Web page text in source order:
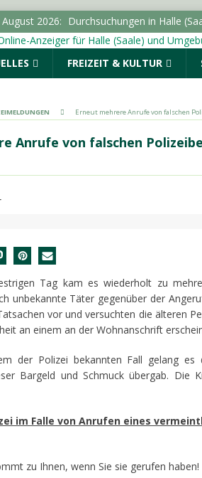
August 2026: Schulterschluss für den Star
von Landsberg und
& UMGEBUNG
LOKALE
FREIZEIT & KULTUR
Erneut mehrere Anrufe von falschen
Anrufe von falschen
Tag kam es wiederholt zu
unbekannte Täter gegenüber der
vor und versuchten die älteren
an einem an der Wohnanschrift
der Polizei bekannten Fall gelang
Bargeld und Schmuck übergab. Die
im Falle von Anrufen eines
zu Ihnen, wenn Sie sie gerufen haben!